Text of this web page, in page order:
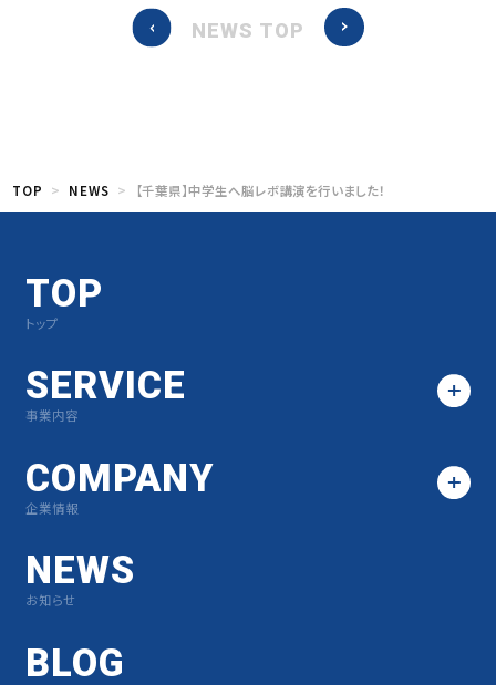
NEWS TOP
TOP NEWS 【千葉県】中学生へ脳レボ講演を行いました！
TOP
トップ
SERVICE
事業内容
COMPANY
企業情報
NEWS
お知らせ
BLOG